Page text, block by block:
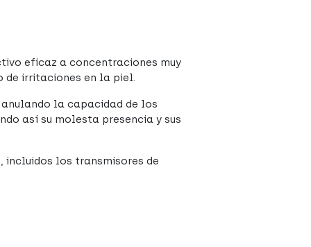
eficaz a concentraciones muy
de irritaciones en la piel.
la capacidad de los
así su molesta presencia y sus
los transmisores de